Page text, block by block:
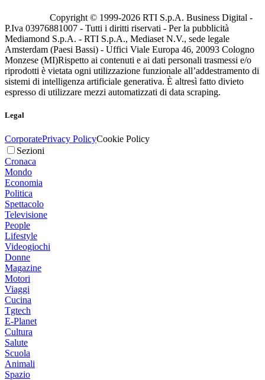
Copyright © 1999-2026 RTI S.p.A. Business Digital -
P.Iva 03976881007 - Tutti i diritti riservati - Per la pubblicità
Mediamond S.p.A. - RTI S.p.A., Mediaset N.V., sede legale
Amsterdam (Paesi Bassi) - Uffici Viale Europa 46, 20093 Cologno
Monzese (MI)Rispetto ai contenuti e ai dati personali trasmessi e/o
riprodotti è vietata ogni utilizzazione funzionale all’addestramento di
sistemi di intelligenza artificiale generativa. È altresì fatto divieto
espresso di utilizzare mezzi automatizzati di data scraping.
Legal
CorporatePrivacy PolicyCookie Policy
Sezioni
Cronaca
Mondo
Economia
Politica
Spettacolo
Televisione
People
Lifestyle
Videogiochi
Donne
Magazine
Motori
Viaggi
Cucina
Tgtech
E-Planet
Cultura
Salute
Scuola
Animali
Spazio